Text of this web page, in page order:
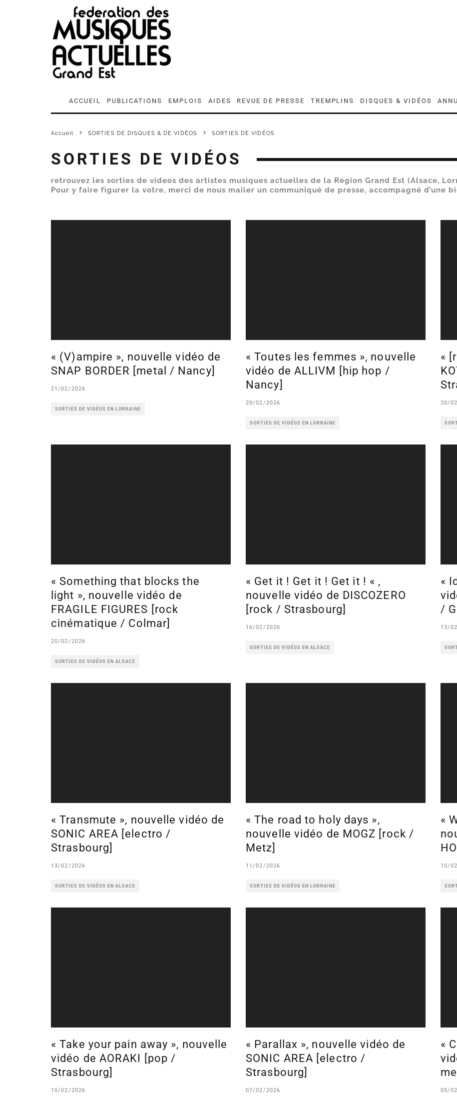
ACCUEIL PUBLICATIONS EMPLOIS AIDES REVUE DE PRESSE TREMPLINS DISQUES & VIDÉOS
Accueil SORTIES DE DISQUES & DE VIDÉOS SORTIES DE VIDÉOS
SORTIES DE VIDÉOS
retrouvez les sorties de videos des artistes musiques actuelles de la Région Grand Est (Alsace,
Pour y faire figurer la votre, merci de nous mailer un communiqué de presse, accompagné d’une
« (V)ampire », nouvelle vidéo de
SNAP BORDER [metal / Nancy]
21/02/2026
SORTIES DE VIDÉOS EN LORRAINE
« Toutes les femmes », nouvelle
vidéo de ALLIVM [hip hop /
Nancy]
20/02/2026
SORTIES DE VIDÉOS EN LORRAINE
«
20/
« Something that blocks the
light », nouvelle vidéo de
FRAGILE FIGURES [rock
cinématique / Colmar]
20/02/2026
SORTIES DE VIDÉOS EN ALSACE
« Get it ! Get it ! Get it ! « ,
nouvelle vidéo de DISCOZERO
[rock / Strasbourg]
16/02/2026
SORTIES DE VIDÉOS EN ALSACE
«
/
13/
« Transmute », nouvelle vidéo de
SONIC AREA [electro /
Strasbourg]
13/02/2026
SORTIES DE VIDÉOS EN ALSACE
« The road to holy days »,
nouvelle vidéo de MOGZ [rock /
Metz]
11/02/2026
SORTIES DE VIDÉOS EN LORRAINE
«
10/
« Take your pain away », nouvelle
vidéo de AORAKI [pop /
Strasbourg]
10/02/2026
« Parallax », nouvelle vidéo de
SONIC AREA [electro /
Strasbourg]
07/02/2026
«
05/